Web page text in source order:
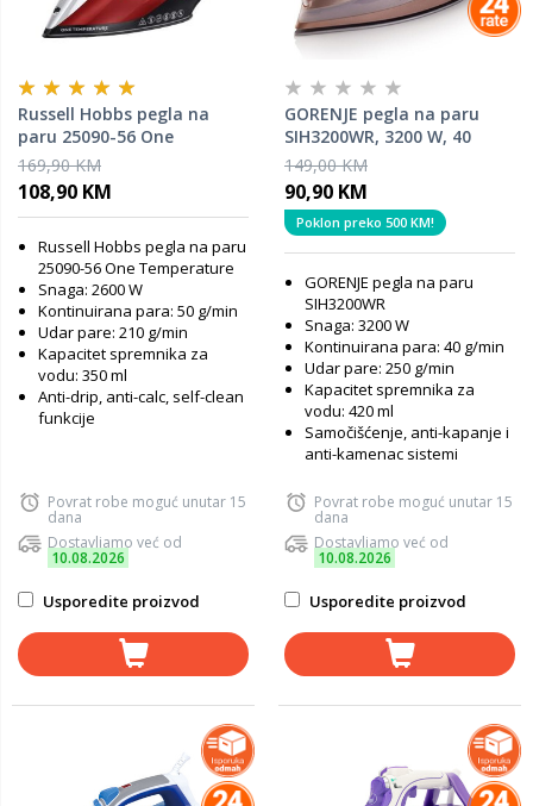
Russell Hobbs pegla na
paru 25090-56 One
Temperature, 2600 W, 210
g/min udar pare
169,90 KM
108,90 KM
Russell Hobbs pegla na paru
25090-56 One Temperature
Snaga: 2600 W
Kontinuirana para: 50 g/min
Udar pare: 210 g/min
Kapacitet spremnika za
vodu: 350 ml
Anti-drip, anti-calc, self-clean
funkcije
Povrat robe moguć unutar 15
dana
Dostavljamo već od
10.08.2026
Usporedite proizvod
GORENJE pegla na paru
SIH3200WR, 3200 W, 40
g/min
149,00 KM
90,90 KM
Poklon preko 500 KM!
GORENJE pegla na paru
SIH3200WR
Snaga: 3200 W
Kontinuirana para: 40 g/min
Udar pare: 250 g/min
Kapacitet spremnika za
vodu: 420 ml
Samočišćenje, anti-kapanje i
anti-kamenac sistemi
Povrat robe moguć unutar 15
dana
Dostavljamo već od
10.08.2026
Usporedite proizvod